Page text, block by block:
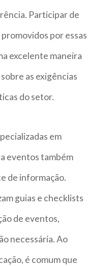
Participar de
por essas
excelente maneira
as exigências
do setor.
em
eventos também
de informação.
guias e checklists
de eventos,
necessária. Ao
é comum que